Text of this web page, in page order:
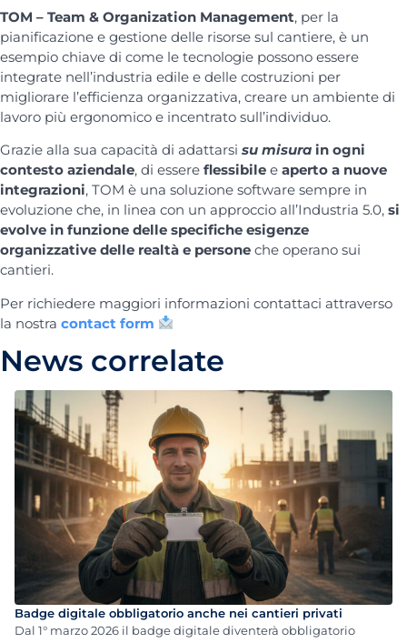
TOM – Team & Organization Management, per la
pianificazione e gestione delle risorse sul cantiere, è un
esempio chiave di come le tecnologie possono essere
integrate nell’industria edile e delle costruzioni per
migliorare l’efficienza organizzativa, creare un ambiente di
lavoro più ergonomico e incentrato sull’individuo.
Grazie alla sua capacità di adattarsi su misura in ogni
contesto aziendale, di essere flessibile e aperto a nuove
integrazioni, TOM è una soluzione software sempre in
evoluzione che, in linea con un approccio all’Industria 5.0, si
evolve in funzione delle specifiche esigenze
organizzative delle realtà e persone che operano sui
cantieri.
Per richiedere maggiori informazioni contattaci attraverso
la nostra contact form
News correlate
Badge digitale obbligatorio anche nei cantieri privati
Dal 1° marzo 2026 il badge digitale diventerà obbligatorio